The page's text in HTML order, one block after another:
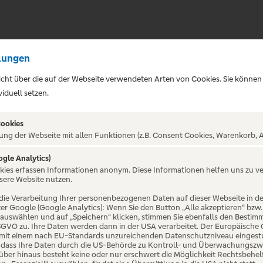
NICHT
über die auf der Webseite verwendeten Arten von Cookies. Sie
setzen.
der Webseite mit allen Funktionen (z.B. Consent Cookies, Warenkorb,
Analytics)
erfassen Informationen anonym. Diese Informationen helfen uns zu
Website nutzen.
Verarbeitung Ihrer personenbezogenen Daten auf dieser Webseite in
Google (Google Analytics): Wenn Sie den Button „Alle akzeptieren“
und auf „Speichern“ klicken, stimmen Sie ebenfalls den
zu. Ihre Daten werden dann in der USA verarbeitet. Der
einem nach EU-Standards unzureichenden Datenschutzniveau
Ihre Daten durch die US-Behörde zu Kontroll- und
hinaus besteht keine oder nur erschwert die Möglichkeit